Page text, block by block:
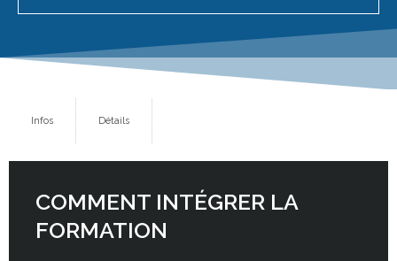
Infos Détails
COMMENT INTÉGRER LA
FORMATION